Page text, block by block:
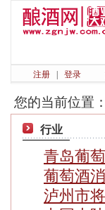
注册 登录
您的当前位置：
行业
青岛葡
葡萄酒
泸州市